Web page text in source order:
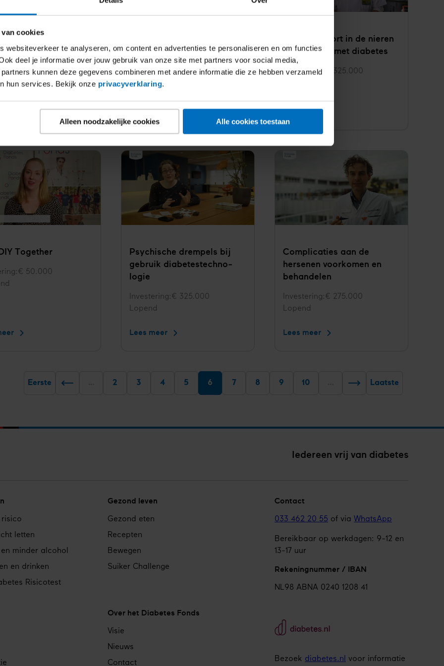
cookies
websiteverkeer te analyseren, om content en advertenties te personaliseren en om functies
deel je informatie over jouw gebruik van onze site met partners voor social media,
kunnen deze gegevens combineren met andere informatie die ze hebben verzameld
hun services. Bekijk onze privacyverklaring.
Alleen noodzakelijke cookies Alle cookies toestaan
in de lever
maken en
€ 274.611
Suikeraan­
de
lever
zichtbaar
maken
en
verlagen
gevoelig­heid voor insuline
Investering
€ 275.000
Status
Afgerond
Lees meerHet
MGO
en
de
gevoelig­
heid
voor
insuline
Zuurstof­tekort in de nieren
van mensen met diabetes
Investering
€ 325.000
Lees meerZuurstof­
in
de
mensen
met
diabetes
Together
€ 50.000
Let's
Psychische drempels bij
gebruik diabetes­techno­
logie
Investering € 325.000
Status
Lopend
Lees meer Psychische
diabetes­
Complica­ties aan de
hersenen voorko­men en
behande­len
Investering € 275.000
Status
Lopend
Lees meerComplica­
behande­
Eerste Pagina
2 Pagina
3 Pagina
4 Pagina
5
Huidige
pagina
6 Pagina
7 Pagina
8 Pagina
9 Pagina
10 Laatste
Iedereen vrij van diabetes
risico
letten
minder alcohol
en drinken
Risicotest
Gezond leven
Gezond eten
Recepten
Bewegen
Suiker Challenge
Over het Diabetes Fonds
Visie
Nieuws
Contact
Contact
033 462 20 55 of via WhatsApp
Bereikbaar op werkdagen: 9-12 en
13-17 uur
Rekeningnummer / IBAN
NL98 ABNA 0240 1208 41
Bezoek diabetes.nl voor informatie